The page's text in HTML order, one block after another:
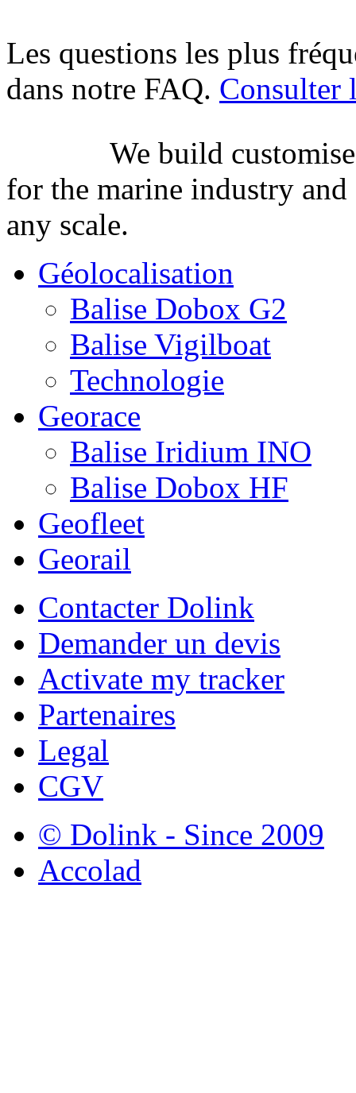
Les questions les plus
dans notre FAQ. Consulter
We build
for the marine industry
any scale.
Géolocalisation
Balise Dobox G2
Balise Vigilboat
Technologie
Georace
Balise Iridium INO
Balise Dobox HF
Geofleet
Georail
Contacter Dolink
Demander un devis
Activate my tracker
Partenaires
Legal
CGV
© Dolink - Since 2009
Accolad